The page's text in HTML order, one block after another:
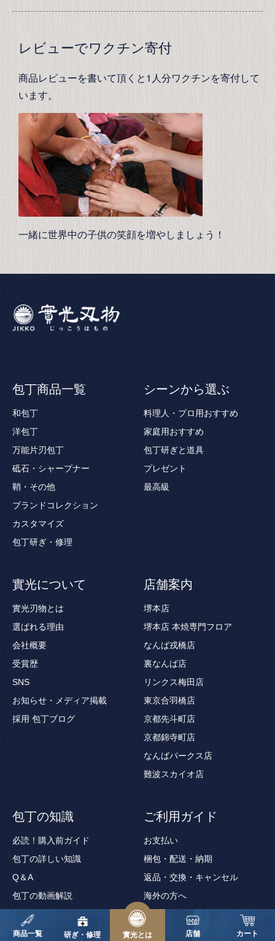
レビューでワクチン寄付
商品レビューを書いて頂くと1人分ワクチンを寄付して
います。
一緒に世界中の子供の笑顔を増やしましょう！
包丁商品一覧
和包丁
洋包丁
万能片刃包丁
砥石・シャープナー
鞘・その他
ブランドコレクション
カスタマイズ
包丁研ぎ・修理
シーンから選ぶ
料理人・プロ用おすすめ
家庭用おすすめ
包丁研ぎと道具
プレゼント
最高級
實光について
實光刃物とは
選ばれる理由
会社概要
受賞歴
SNS
お知らせ・メディア掲載
採用 包丁ブログ
店舗案内
堺本店
堺本店 本焼専門フロア
なんば戎橋店
裏なんば店
リンクス梅田店
東京合羽橋店
京都先斗町店
京都錦寺町店
なんばパークス店
難波スカイオ店
包丁の知識
必読！購入前ガイド
包丁の詳しい知識
Q＆A
包丁の動画解説
包丁用語集
ご利用ガイド
お支払い
梱包・配送・納期
返品・交換・キャンセル
海外の方へ
ギフトサービス
ギフト券の使い方
商品一覧 研ぎ・修理 實光とは 店舗 カート